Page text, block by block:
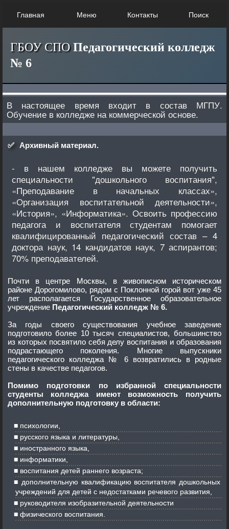
Главная Меню Контакты Поиск
ГБОУ СПОПедагогический колледж
№ 6
В настоящее время входит в состав МГПУ.
Обучение в колледже на коммерческой основе.
✅ Архивный материал.
- в нашем колледже вы можете получить
специальности "дошкольного воспитания",
«Преподавание в начальных классах»,
«Организация воспитательной деятельности»,
«История», «Информатика». Освоить профессию
педагога и воспитателя студентам помогает
квалифицированный педагогический состав – 4
доктора наук, 14 кандидатов наук, 7 аспирантов;
70% преподавателей.
Почти в центре Москвы, в живописном историческом
районе Дорогомилово, рядом с Поклонной горой вот уже 45
лет располагается Государственное образовательное
учреждение Педагогический колледж № 6.
За годы своего существования учебное заведение
подготовило более 10 тысяч специалистов, большинство
из которых посвятило себя делу воспитания и образования
подрастающего поколения. Многие выпускники
педагогического колледжа № 6 возвратились в родные
стены в качестве педагогов.
Помимо подготовки по избранной специальности
студенты колледжа имеют возможность получить
дополнительную подготовку в области:
психологии,
русского языка и литературы,
иностранного языка,
информатики,
воспитания детей раннего возраста;
дополнительную квалификацию воспитателя дошкольных
учреждений для детей с недостатками речевого развития,
руководителя изобразительной деятельности
физического воспитания.